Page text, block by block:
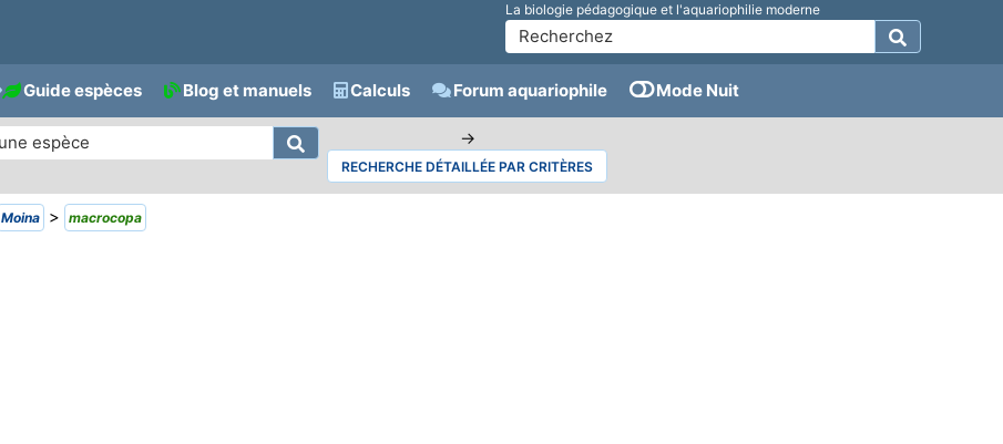
La biologie pédagogique et l'aquariophilie moderne
Guide espèces Blog et manuels Calculs Forum aquariophile Mode Nuit
→
RECHERCHE DÉTAILLÉE PAR CRITÈRES
Moina > macrocopa